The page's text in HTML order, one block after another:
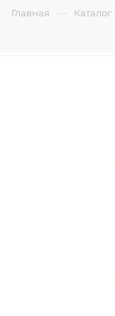
Главная — Каталог